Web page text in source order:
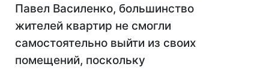
Павел Василенко, большинство
жителей квартир не смогли
самостоятельно выйти из своих
помещений, поскольку